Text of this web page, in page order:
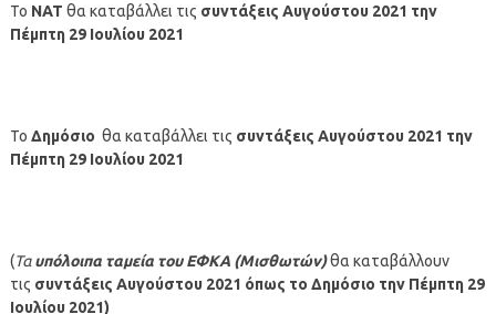
Το ΝΑΤ θα καταβάλλει τις συντάξεις Αυγούστου2021 την
Πέμπτη 29 Ιουλίου 2021
Το Δημόσιο θα καταβάλλει τις συντάξεις Αυγούστου2021 την
Πέμπτη 29 Ιουλίου2021
(Ταυπόλοιπα ταμεία του ΕΦΚΑ (Μισθωτών)θα καταβάλλουν
τις συντάξεις Αυγούστου2021 όπως το Δημόσιο την Πέμπτη 29
Ιουλίου 2021)